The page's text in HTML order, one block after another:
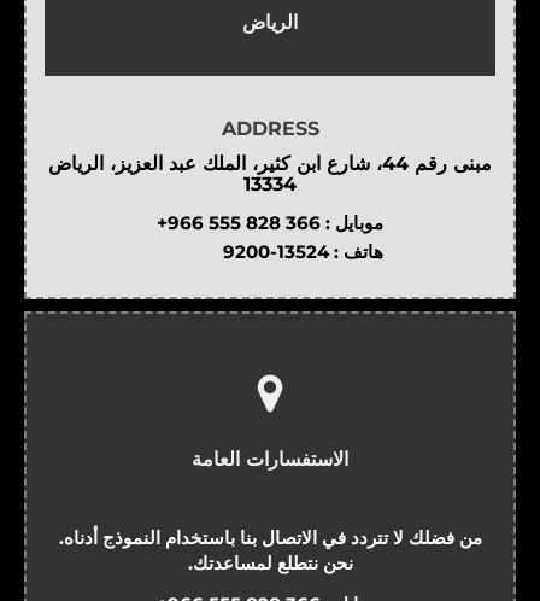
الرياض
ADDRESS
مبنى رقم 44، شارع ابن كثير، الملك عبد العزيز، الرياض
13334
موبايل : +966 555 828 366
هاتف : 9200-13524
الاستفسارات العامة
من فضلك لا تتردد في الاتصال بنا باستخدام النموذج أدناه.
نحن نتطلع لمساعدتك.